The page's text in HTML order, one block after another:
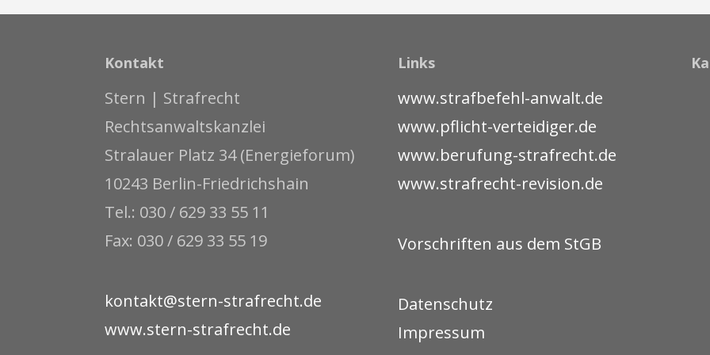
Kontakt
Stern | Strafrecht
Rechtsanwaltskanzlei
Stralauer Platz 34 (Energieforum)
10243 Berlin-Friedrichshain
Tel.: 030 / 629 33 55 11
Fax: 030 / 629 33 55 19
kontakt@stern-strafrecht.de
www.stern-strafrecht.de
Links
www.strafbefehl-anwalt.de
www.pflicht-verteidiger.de
www.berufung-strafrecht.de
www.strafrecht-revision.de
Vorschriften aus dem StGB
Datenschutz
Impressum